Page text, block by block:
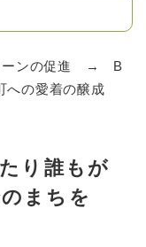
ーンの促進 → B
への愛着の醸成
り誰もが
まちを